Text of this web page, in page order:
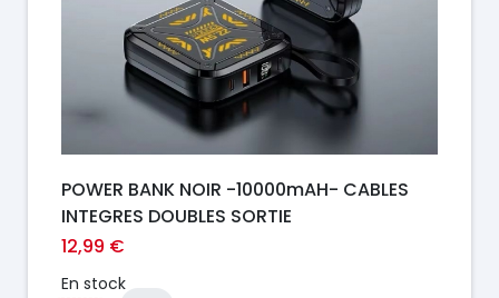
POWER BANK NOIR -10000mAH- CABLES
INTEGRES DOUBLES SORTIE
12,99 €
En stock